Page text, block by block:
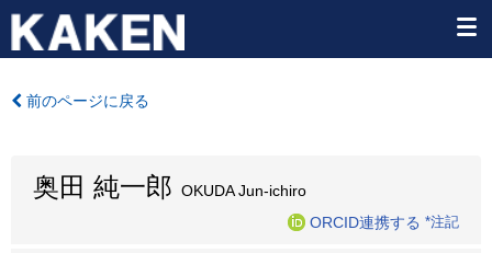
前のページに戻る
奥田 純一郎 OKUDA Jun-ichiro
ORCID連携する *注記